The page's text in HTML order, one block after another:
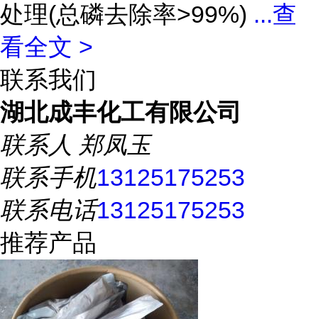
处理(总磷去除率>99%) ...查
看全文 >
联系我们
湖北成丰化工有限公司
联系人 郑凤玉
联系手机13125175253
联系电话13125175253
推荐产品